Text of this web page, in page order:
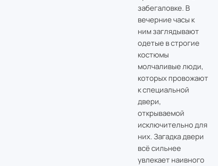
забегаловке. В
вечерние часы к
ним заглядывают
одетые в строгие
костюмы
молчаливые люди,
которых провожают
к специальной
двери,
открываемой
исключительно для
них. Загадка двери
всё сильнее
увлекает наивного